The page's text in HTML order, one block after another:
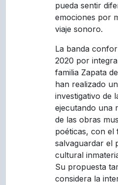
pueda sentir
emociones por
viaje sonoro.
La banda
2020 por
familia Zapata
han realizado
investigativo de
ejecutando una
de las obras
poéticas, con el
salvaguardar el
cultural
Su propuesta
considera la